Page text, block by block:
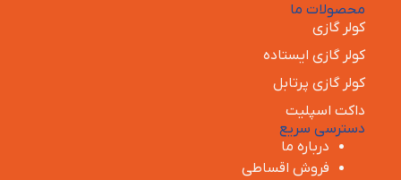
محصولات ما
کولر گازی
کولر گازی ایستاده
کولر گازی پرتابل
داکت اسپلیت
دسترسی سریع
درباره ما
فروش اقساطی